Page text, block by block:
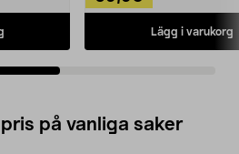
Lägg i varukorg
på vanliga saker